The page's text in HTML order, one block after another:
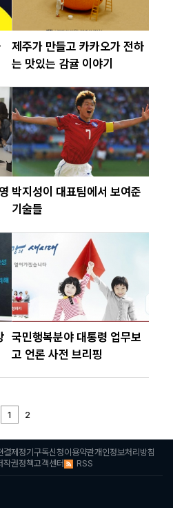
제주가 만들고 카카오가 전하
는 맛있는 감귤 이야기
박지성이 대표팀에서 보여준
기술들
국민행복분야 대통령 업무보
고 언론 사전 브리핑
1 2
결제정기구독신청이용약관개인정보처리방침
작권정책고객센터 RSS